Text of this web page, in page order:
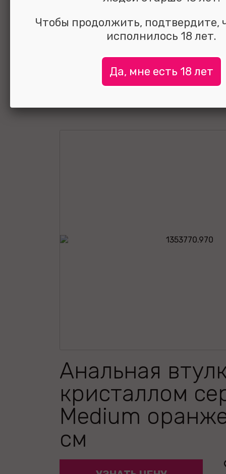
УЗНАТЬ ЦЕНУ
Анальная
кристаллом
Medium
см
Чтобы продолжить, подтвердите,
исполнилось 18 лет.
Да, мне есть 18 лет